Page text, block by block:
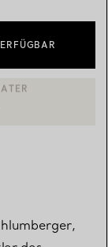
EINEN